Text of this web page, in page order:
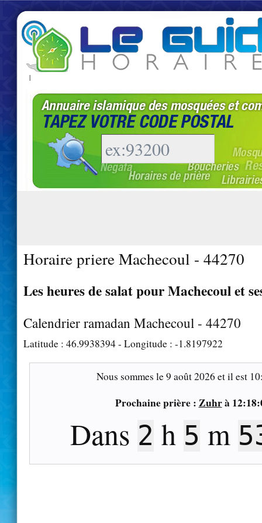
|
Horaire priere Machecoul - 44270
Les heures de salat pour Machecoul et
Calendrier ramadan Machecoul - 44270
Latitude : 46.9938394- Longitude : -1.8197922
Nous sommes le9 août 2026 et il est
Prochaine prière : Zuhrà
Dans 2 h 5 m